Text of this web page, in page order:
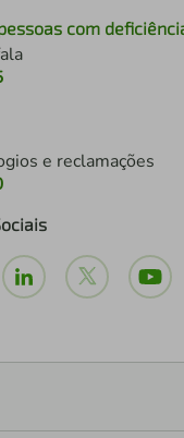
com
e reclamações